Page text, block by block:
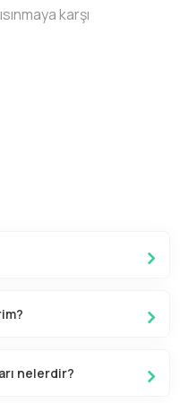
karşı
nelerdir?